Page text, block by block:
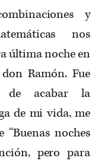
y
nos
última noche en
Ramón. Fue
de acabar la
de mi vida, me
noches
pero para